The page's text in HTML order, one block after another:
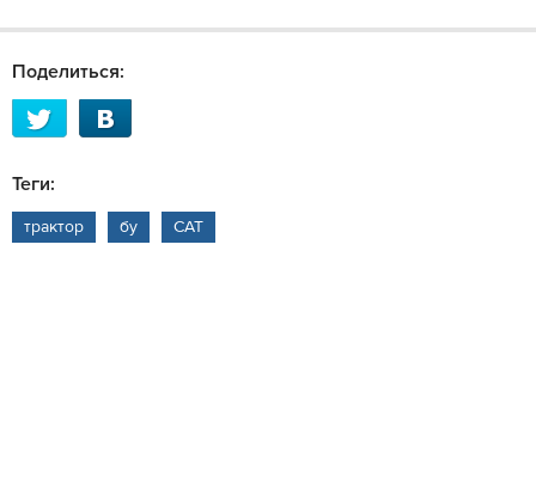
Поделиться:
Теги:
трактор бу CAT